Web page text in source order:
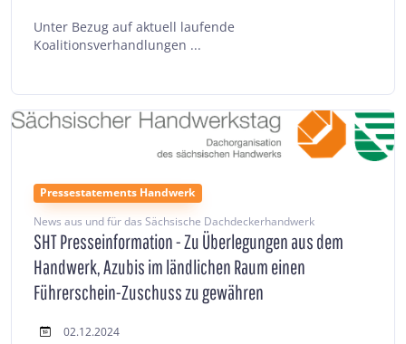
Unter Bezug auf aktuell laufende
Koalitionsverhandlungen ...
Pressestatements Handwerk
News aus und für das Sächsische Dachdeckerhandwerk
SHT Presseinformation - Zu Überlegungen aus dem
Handwerk, Azubis im ländlichen Raum einen
Führerschein-Zuschuss zu gewähren
02.12.2024